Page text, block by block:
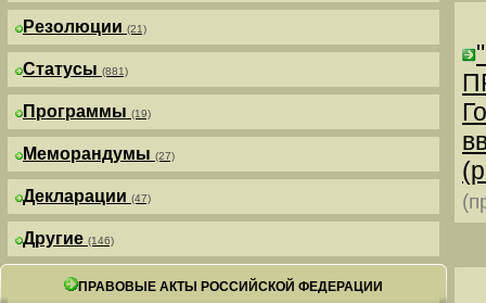
Резолюции (21)
Статусы (881)
Программы (19)
Меморандумы (27)
Декларации (47)
Другие (146)
ПРАВОВЫЕ АКТЫ РОССИЙСКОЙ ФЕДЕРАЦИИ